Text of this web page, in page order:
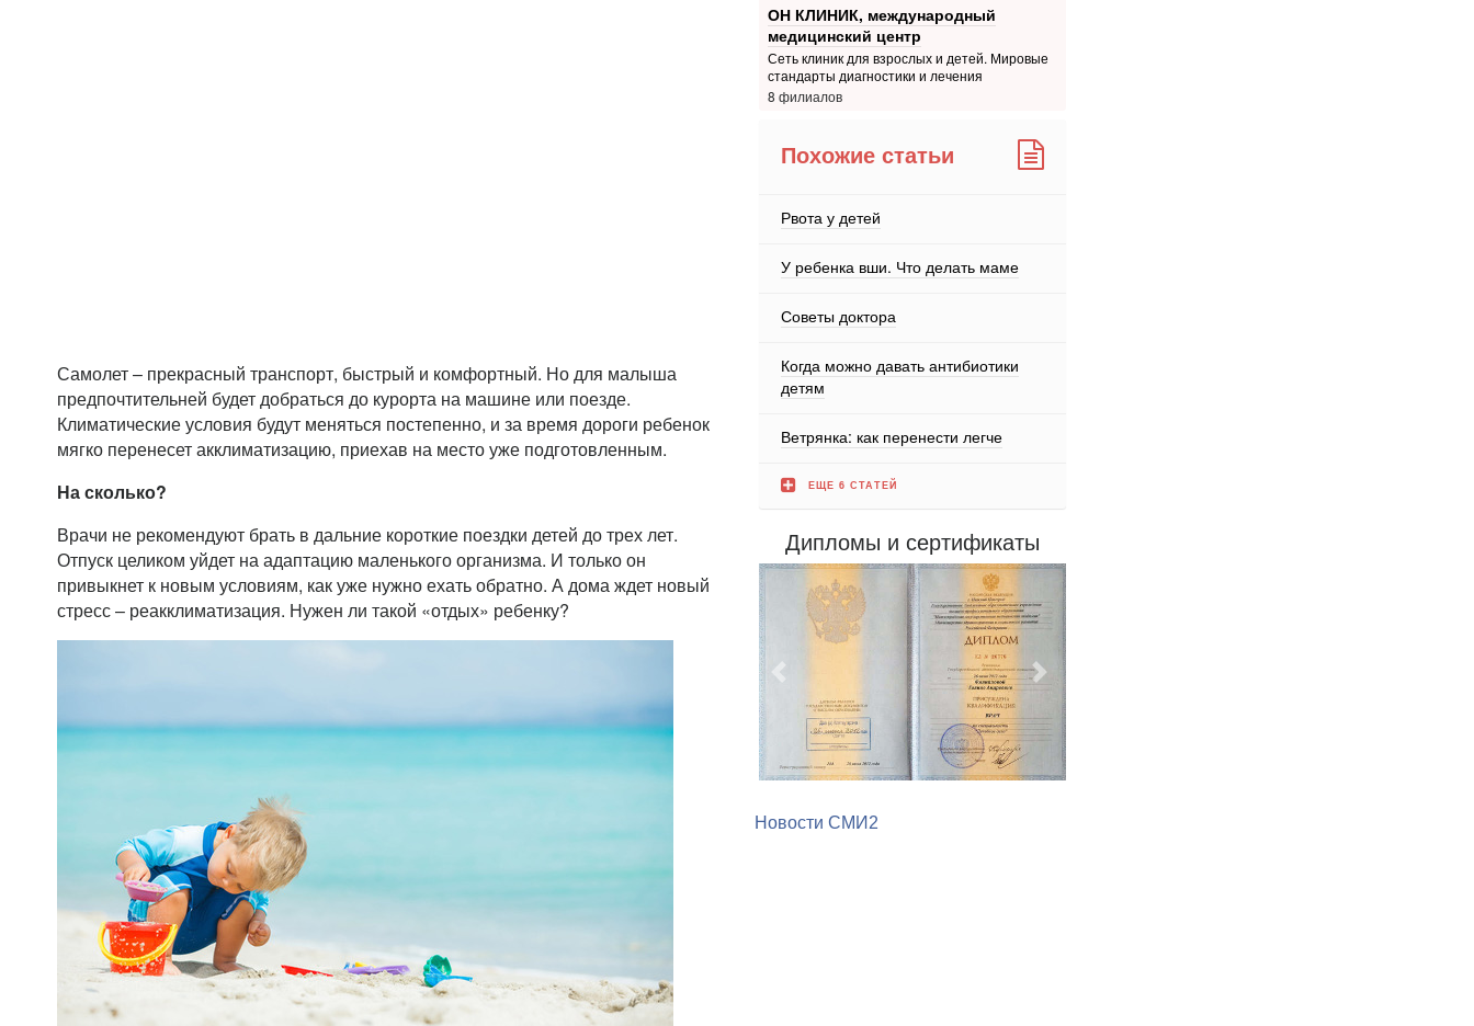
Самолет – прекрасный транспорт, быстрый и комфортный. Но для малыша
предпочтительней будет добраться до курорта на машине или поезде.
Климатические условия будут меняться постепенно, и за время дороги ребенок
мягко перенесет акклиматизацию, приехав на место уже подготовленным.
На сколько?
Врачи не рекомендуют брать в дальние короткие поездки детей до трех лет.
Отпуск целиком уйдет на адаптацию маленького организма. И только он
привыкнет к новым условиям, как уже нужно ехать обратно. А дома ждет новый
стресс – реакклиматизация. Нужен ли такой «отдых» ребенку?
ОН КЛИНИК, международный
медицинский центр
Сеть клиник для взрослых и детей. Мировые
стандарты диагностики и лечения
8 филиалов
Похожие статьи
Рвота у детей
У ребенка вши. Что делать маме
Советы доктора
Когда можно давать антибиотики
детям
Ветрянка: как перенести легче
ЕЩЕ 6 СТАТЕЙ
Дипломы и сертификаты
Следующий
Новости СМИ2